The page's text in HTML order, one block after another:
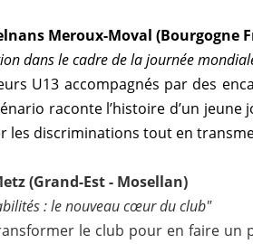
Meroux-Moval (Bourgogne
dans le cadre de la journée
U13 accompagnés par des
raconte l’histoire d’un
les discriminations tout en
(Grand-Est - Mosellan)
: le nouveau cœur du club"
le club pour en faire un